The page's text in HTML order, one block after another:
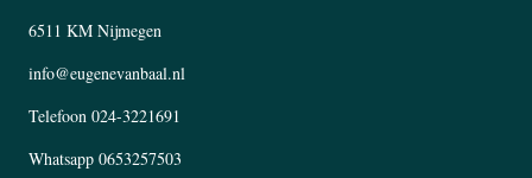
6511 KM Nijmegen
info@eugenevanbaal.nl
Telefoon 024-3221691
Whatsapp 0653257503